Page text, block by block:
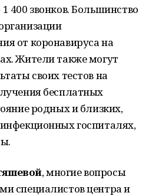
400 звонков. Большинство
от коронавируса на
Жители также могут
своих тестов на
бесплатных
родных и близких,
госпиталях,
, многие вопросы
специалистов центра и